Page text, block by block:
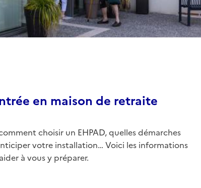
en maison de retraite
choisir un EHPAD, quelles démarches
votre installation… Voici les informations
à vous y préparer.